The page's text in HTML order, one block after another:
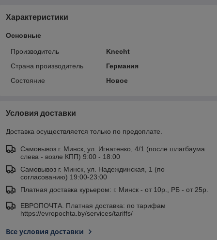
Характеристики
Основные
Производитель
Knecht
Страна производитель
Германия
Состояние
Новое
Условия доставки
Доставка осуществляется только по предоплате.
Самовывоз г. Минск, ул. Игнатенко, 4/1 (после шлагбаума
слева - возле КПП) 9:00 - 18:00
Самовывоз г. Минск, ул. Надеждинская, 1 (по
согласованию) 19:00-23:00
Платная доставка курьером: г. Минск - от 10р., РБ - от 25р.
ЕВРОПОЧТА. Платная доставка: по тарифам
https://evropochta.by/services/tariffs/
Все условия доставки